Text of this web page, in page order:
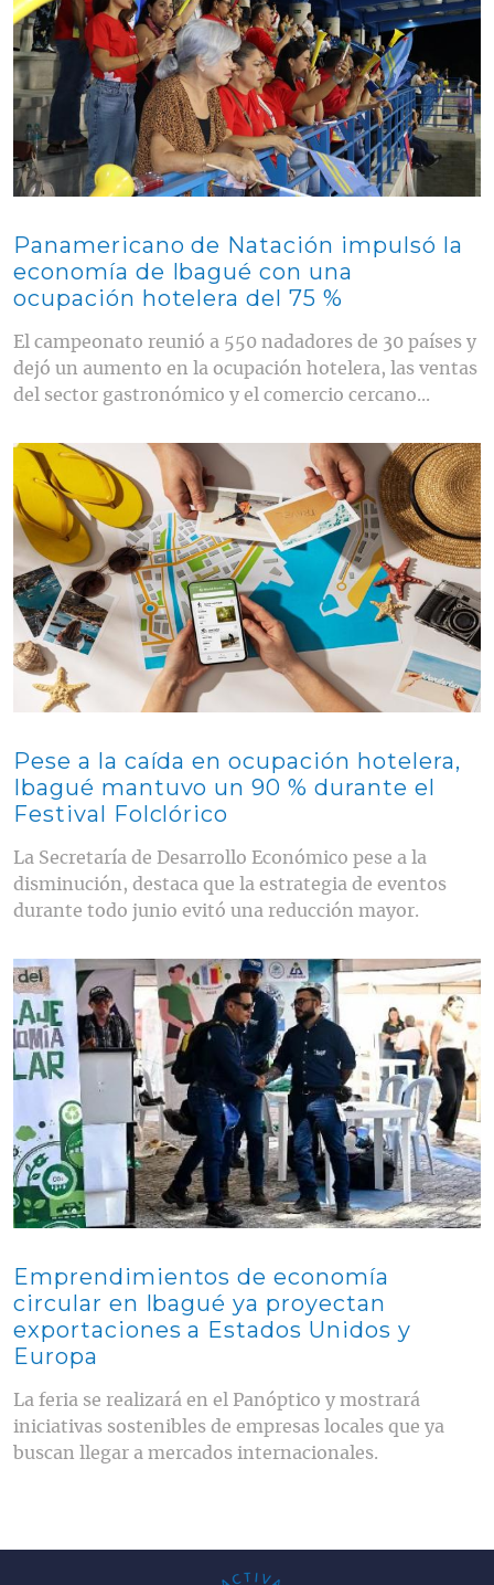
Panamericano de Natación impulsó la
economía de Ibagué con una
ocupación hotelera del 75 %
El campeonato reunió a 550 nadadores de 30 países y
dejó un aumento en la ocupación hotelera, las ventas
del sector gastronómico y el comercio cercano...
Contenido multimedia principal
Pese a la caída en ocupación hotelera,
Ibagué mantuvo un 90 % durante el
Festival Folclórico
La Secretaría de Desarrollo Económico pese a la
disminución, destaca que la estrategia de eventos
durante todo junio evitó una reducción mayor.
Contenido multimedia principal
Emprendimientos de economía
circular en Ibagué ya proyectan
exportaciones a Estados Unidos y
Europa
La feria se realizará en el Panóptico y mostrará
iniciativas sostenibles de empresas locales que ya
buscan llegar a mercados internacionales.